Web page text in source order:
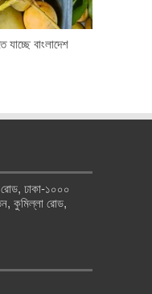
বাংলাদেশ
ঢাকা-১০০০
কুমিল্লা রোড,